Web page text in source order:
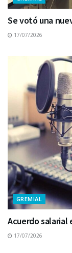
Se votó una
17/07/2026
GREMIAL
Acuerdo salarial
17/07/2026